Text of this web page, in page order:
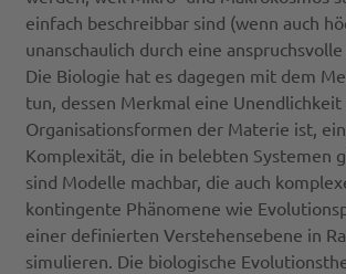
einfach beschreibbar sind (wenn auch
unanschaulich durch eine
Die Biologie hat es dagegen mit dem
tun, dessen Merkmal eine
Organisationsformen der Materie ist,
Komplexität, die in belebten Systemen
sind Modelle machbar, die auch
kontingente Phänomene wie
einer definierten Verstehensebene in
simulieren. Die biologische